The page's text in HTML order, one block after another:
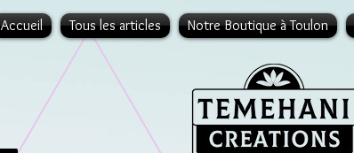
Accueil Tous les articles Notre Boutique à Toulon